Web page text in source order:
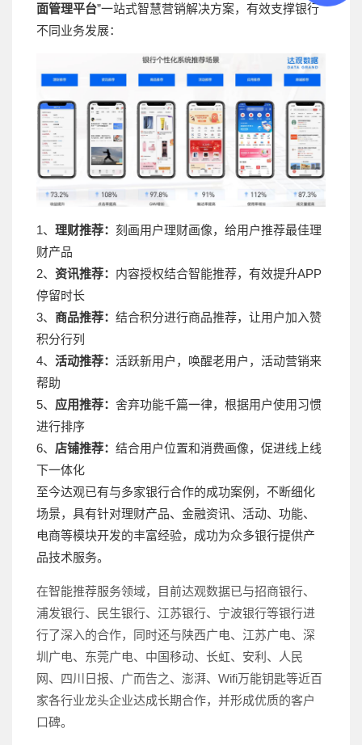
面管理平台”一站式智慧营销解决方案，有效支撑银行
不同业务发展：
1、 理财推荐： 刻画用户理财画像，给用户推荐最佳理
财产品
2、 资讯推荐： 内容授权结合智能推荐，有效提升APP
停留时长
3、 商品推荐： 结合积分进行商品推荐，让用户加入赞
积分行列
4、 活动推荐： 活跃新用户，唤醒老用户，活动营销来
帮助
5、 应用推荐： 舍弃功能千篇一律，根据用户使用习惯
进行排序
6、 店铺推荐： 结合用户位置和消费画像，促进线上线
下一体化
至今达观已有与多家银行合作的成功案例，不断细化
场景，具有针对理财产品、金融资讯、活动、功能、
电商等模块开发的丰富经验，成功为众多银行提供产
品技术服务。
在智能推荐服务领域，目前达观数据已与招商银行、
浦发银行、民生银行、江苏银行、宁波银行等银行进
行了深入的合作，同时还与陕西广电、江苏广电、深
圳广电、东莞广电、中国移动、长虹、安利、人民
网、四川日报、广而告之、澎湃、Wifi万能钥匙等近百
家各行业龙头企业达成长期合作，并形成优质的客户
口碑。